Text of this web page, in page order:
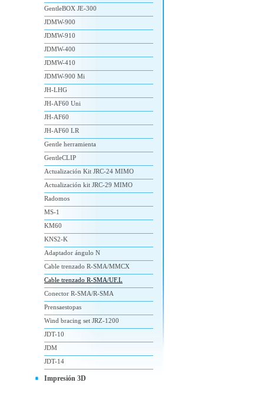
GentleBOX JE-300
JDMW-900
JDMW-910
JDMW-400
JDMW-410
JDMW-900 Mi
JH-LHG
JH-AF60 Uni
JH-AF60
JH-AF60 LR
Gentle herramienta
GentleCLIP
Actualización Kit JRC-24 MIMO
Actualización kit JRC-29 MIMO
Radomos
MS-1
KM60
KNS2-K
Adaptador ángulo N
Cable trenzado R-SMA/MMCX
Cable trenzado R-SMA/UF.L
Conector R-SMA/R-SMA
Prensaestopas
Wind bracing set JRZ-1200
JDT-10
JDM
JDT-14
Impresión 3D